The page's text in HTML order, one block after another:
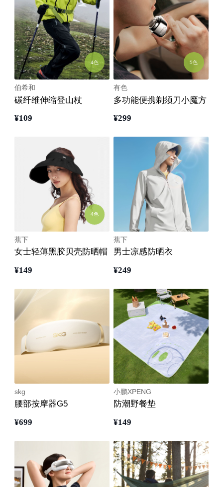
4色
伯希和
碳纤维伸缩登山杖
¥109
5色
有色
多功能便携剃须刀小魔方
¥299
4色
蕉下
女士轻薄黑胶贝壳防晒帽
¥149
蕉下
男士凉感防晒衣
¥249
skg
腰部按摩器G5
¥699
小鹏XPENG
防潮野餐垫
¥149